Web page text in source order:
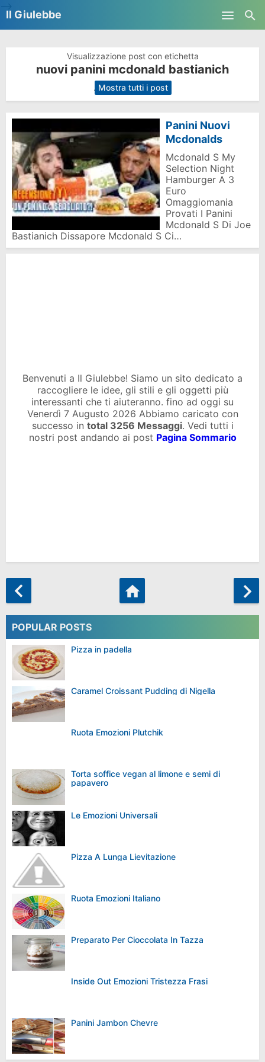
Il Giulebbe
Visualizzazione post con etichetta
nuovi panini mcdonald bastianich
. Mostra tutti i post
Panini Nuovi
Mcdonalds
Mcdonald S My
Selection Night
Hamburger A 3
Euro
Omaggiomania
Provati I Panini
Mcdonald S Di Joe
Bastianich Dissapore Mcdonald S Ci…
Benvenuti a Il Giulebbe! Siamo un sito dedicato a
raccogliere le idee, gli stili e gli oggetti più
interessanti che ti aiuteranno. fino ad oggi su
Venerdì 7 Augusto 2026 Abbiamo caricato con
successo in total 3256 Messaggi. Vedi tutti i
nostri post andando ai post Pagina Sommario
POPULAR POSTS
Pizza in padella
Caramel Croissant Pudding di Nigella
Ruota Emozioni Plutchik
Torta soffice vegan al limone e semi di
papavero
Le Emozioni Universali
Pizza A Lunga Lievitazione
Ruota Emozioni Italiano
Preparato Per Cioccolata In Tazza
Inside Out Emozioni Tristezza Frasi
Panini Jambon Chevre